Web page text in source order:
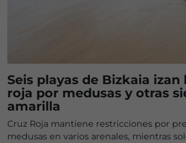
Seis playas de Bizkaia izan
roja por medusas y otras
amarilla
Cruz Roja mantiene restricciones por
medusas en varios arenales, mientras